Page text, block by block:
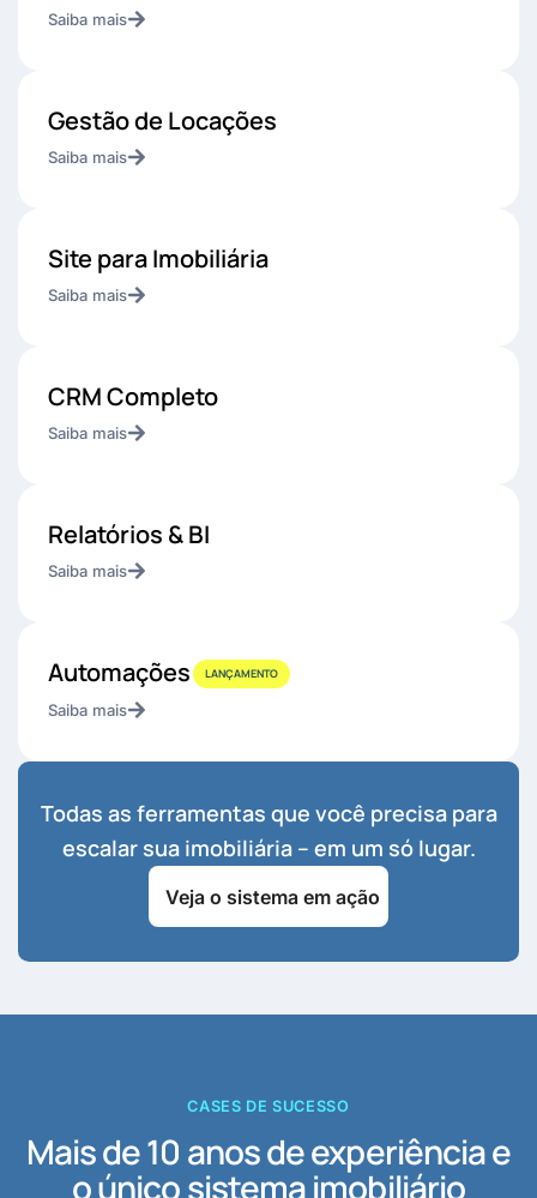
Saiba mais
Gestão de Locações
Saiba mais
Site para Imobiliária
Saiba mais
CRM Completo
Saiba mais
Relatórios & BI
Saiba mais
Automações LANÇAMENTO
Saiba mais
Todas as ferramentas que você precisa para
escalar sua imobiliária – em um só lugar.
Veja o sistema em ação
CASES DE SUCESSO
Mais de 10 anos de experiência e
o único sistema imobiliário